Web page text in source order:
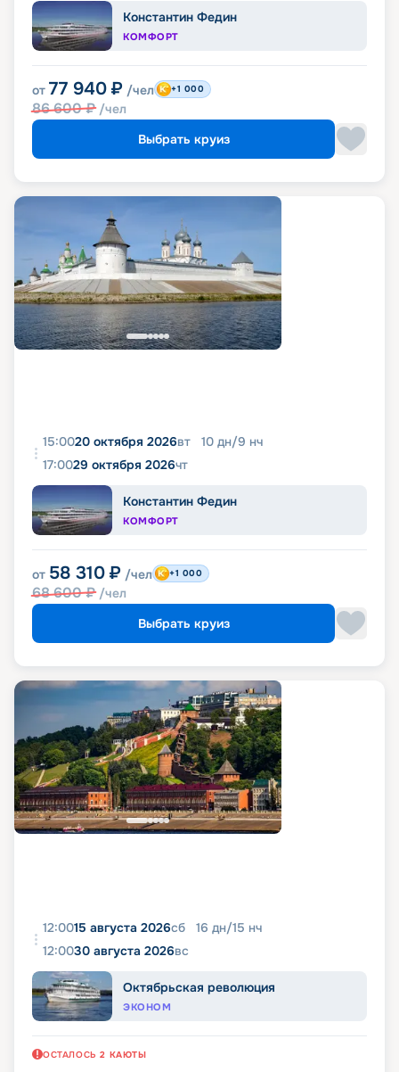
Константин Федин
КОМФОРТ
от 77 940 ₽ /чел
86 600₽ /чел
+1 000
Выбрать круиз
15:0020 октября 2026вт 10 дн/9 нч
17:0029 октября 2026чт
Константин Федин
КОМФОРТ
от 58 310 ₽ /чел
68 600₽ /чел
+1 000
Выбрать круиз
12:0015 августа 2026сб 16 дн/15 нч
12:0030 августа 2026вс
Октябрьская революция
ЭКОНОМ
ОСТАЛОСЬ 2 КАЮТЫ